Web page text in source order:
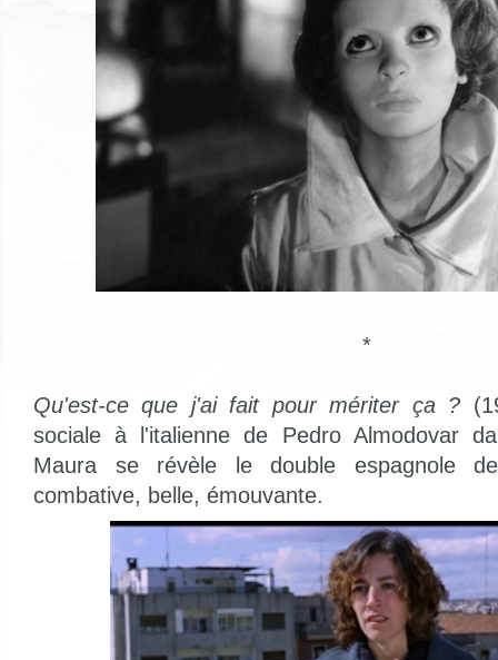
*
Qu'est-ce que j'ai fait pour mériter ça ?
sociale à l'italienne de Pedro Almodovar
Maura se révèle le double espagnole
combative, belle, émouvante.